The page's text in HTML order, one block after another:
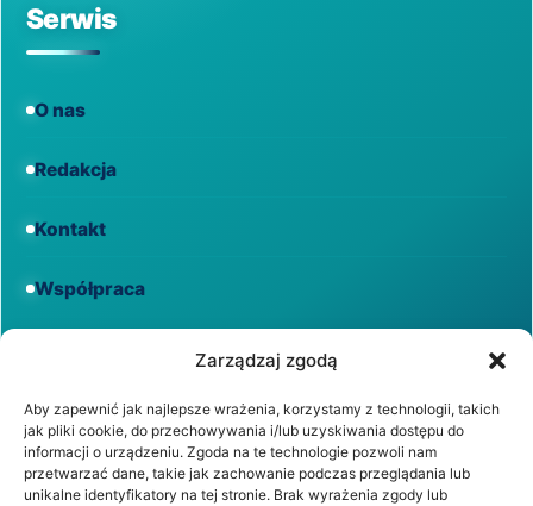
Zarządzaj zgodą
Aby zapewnić jak najlepsze wrażenia, korzystamy z technologii, takich
jak pliki cookie, do przechowywania i/lub uzyskiwania dostępu do
informacji o urządzeniu. Zgoda na te technologie pozwoli nam
przetwarzać dane, takie jak zachowanie podczas przeglądania lub
unikalne identyfikatory na tej stronie. Brak wyrażenia zgody lub
Serwis
O nas
Redakcja
Kontakt
Współpraca
Regulamin